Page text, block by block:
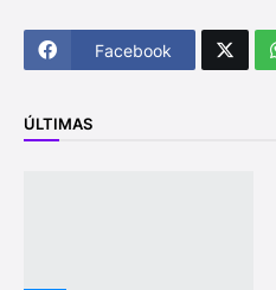
Facebook
ÚLTIMAS